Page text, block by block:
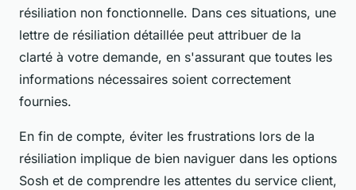
résiliation non fonctionnelle. Dans ces situations, une
lettre de résiliation détaillée peut attribuer de la
clarté à votre demande, en s'assurant que toutes les
informations nécessaires soient correctement
fournies.
En fin de compte, éviter les frustrations lors de la
résiliation implique de bien naviguer dans les options
Sosh et de comprendre les attentes du service client,